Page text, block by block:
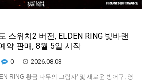
스위치2 버전, ELDEN RING 빛바랜
약 판매, 8월 5일 시작
0 2026.08.03
RING 황금 나무의 그림자' 및 새로운 방어구, 영